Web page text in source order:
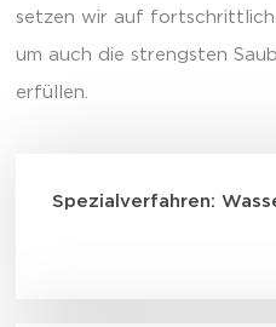
setzen wir auf
um auch die strengsten
erfüllen.
Spezialverfahren: